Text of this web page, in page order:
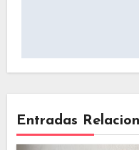
Entradas